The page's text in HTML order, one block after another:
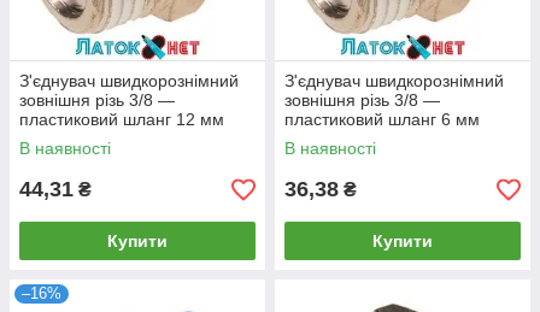
З'єднувач швидкорознімний
зовнішня різь 3/8 —
пластиковий шланг 12 мм
SPC12-03 Airkraft
В наявності
44,31 ₴
Купити
З'єднувач швидкорознімний
зовнішня різь 3/8 —
пластиковий шланг 6 мм
SPC06-03 Airkraft
В наявності
36,38 ₴
Купити
–16%